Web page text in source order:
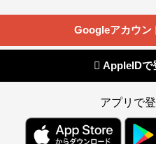
Googleアカウン
 AppleIDで
アプリで